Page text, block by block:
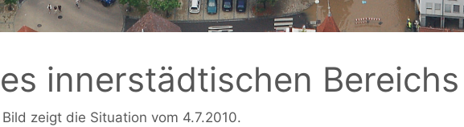
innerstädtischen Bereichs
zeigt die Situation vom 4.7.2010.